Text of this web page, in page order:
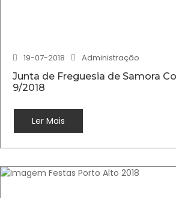
19-07-2018
Administração
Junta de Freguesia de Samora
9/2018
Ler Mais